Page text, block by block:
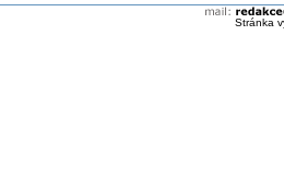
Stránka